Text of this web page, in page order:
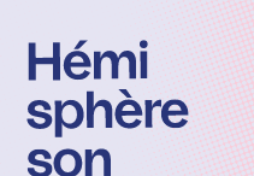
contenu